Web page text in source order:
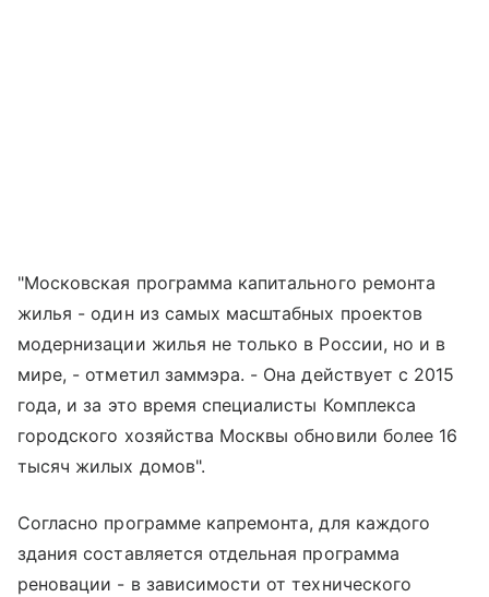
"Московская программа капитального ремонта
жилья - один из самых масштабных проектов
модернизации жилья не только в России, но и в
мире, - отметил заммэра. - Она действует с 2015
года, и за это время специалисты Комплекса
городского хозяйства Москвы обновили более 16
тысяч жилых домов".
Согласно программе капремонта, для каждого
здания составляется отдельная программа
реновации - в зависимости от технического